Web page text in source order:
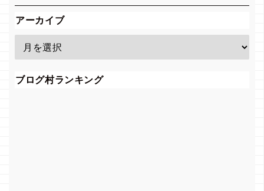
アーカイブ
ブログ村ランキング